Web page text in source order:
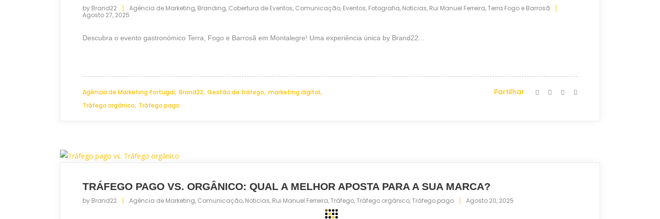
by Brand22 Agência de Marketing, Branding, Cobertura de Eventos, Comunicação, Eventos, Fotografia, Noticias, Rui Manuel Ferreira,Terra Fogo e Barrosã
Agosto 27, 2025
Descubra o evento gastronómico Terra, Fogo e Barrosã em Montalegre! Uma experiência única by Brand22...
Agência de Marketing Portugal, Brand22, Gestão de tráfego, marketing digital,
Tráfego orgânico, Tráfego pago
Partilhar
TRÁFEGO PAGO VS. ORGÂNICO: QUAL A MELHOR APOSTA PARA A SUA MARCA?
by Brand22 Agência de Marketing, Comunicação, Noticias, Rui Manuel Ferreira,Tráfego,Tráfego orgânico,Tráfego pago Agosto 20, 2025